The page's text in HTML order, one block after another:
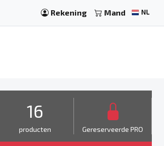
Rekening Mand NL
16
producten Gereserveerde PRO